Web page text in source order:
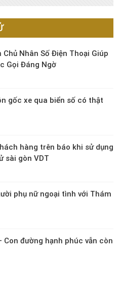
Chủ Nhân Số Điện Thoại Giúp
Gọi Đáng Ngờ
gốc xe qua biển số có thật
hàng trên báo khi sử dụng
sài gòn VDT
phụ nữ ngoại tình với Thám
Con đường hạnh phúc vẫn còn